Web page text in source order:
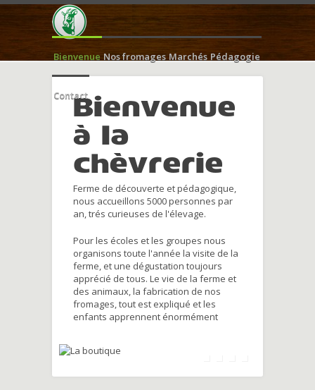
Bienvenue Nos fromages Marchés Pédagogie
ContactBienvenue
à la
chèvrerie
Ferme de découverte et pédagogique,
nous accueillons 5000 personnes par
an, trés curieuses de l'élevage.
Pour les écoles et les groupes nous
organisons toute l'année la visite de la
ferme, et une dégustation toujours
apprécié de tous. Le vie de la ferme et
des animaux, la fabrication de nos
fromages, tout est expliqué et les
enfants apprennent énormément